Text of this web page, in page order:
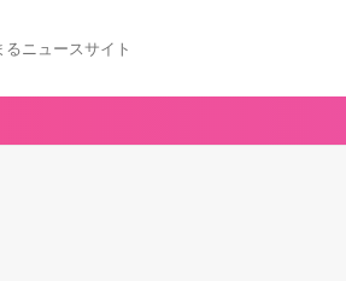
ニュースサイト